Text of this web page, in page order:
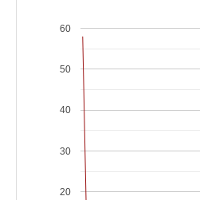
20
30
40
50
60